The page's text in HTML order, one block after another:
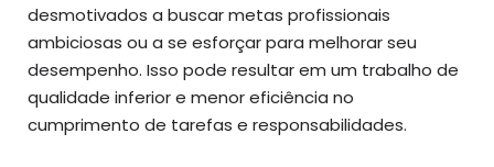
desmotivados a buscar metas profissionais
ambiciosas ou a se esforçar para melhorar seu
desempenho. Isso pode resultar em um trabalho de
qualidade inferior e menor eficiência no
cumprimento de tarefas e responsabilidades.